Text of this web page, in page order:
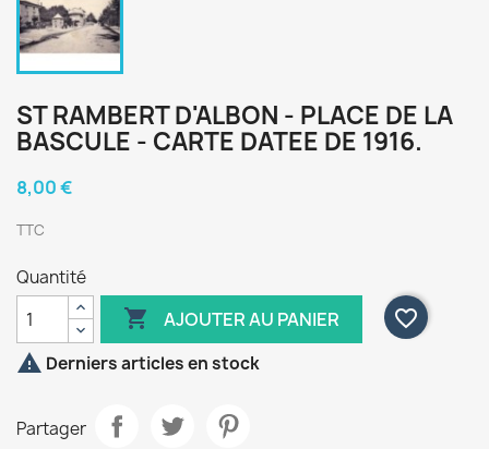
ST RAMBERT D'ALBON - PLACE DE LA
BASCULE - CARTE DATEE DE 1916.
8,00 €
TTC
Quantité
 AJOUTER AU PANIER
favorite_border
 Derniers articles en stock
Partager